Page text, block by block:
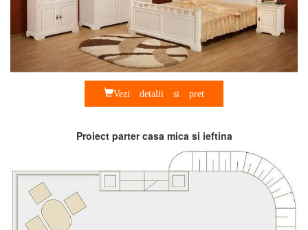
Vezi detalii si pret
Proiect parter casa mica si ieftina